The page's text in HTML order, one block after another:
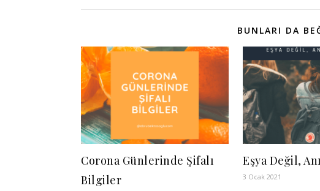
BUNLARI DA
Corona Günlerinde Şifalı
Bilgiler
Eşya Değil,
3 Ocak 2021